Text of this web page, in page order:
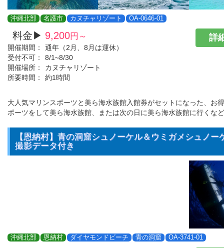
沖縄北部 名護市 カヌチャリゾート OA-0646-01
料金▶ 9,200円～
開催期間：
通年（2月、8月は運休）
受付不可：
8/1~8/30
開催場所：
カヌチャリゾート
所要時間：
約1時間
詳
大人気マリンスポーツと美ら海水族館入館券がセットになった、お
ポーツをして美ら海水族館、または次の日に美ら海水族館に行くな
【恩納村】青の洞窟シュノーケル＆ウミガメシュノ
撮影データ付き
沖縄北部 恩納村 ダイヤモンドビーチ 青の洞窟 OA-3741-01